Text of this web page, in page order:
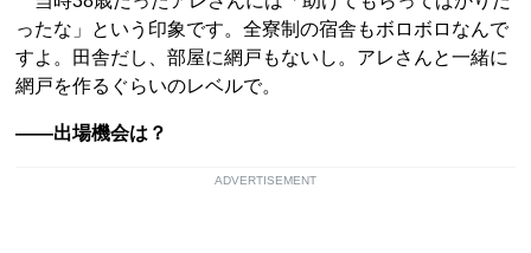
ったな」という印象です。全寮制の宿舎もボロボロなんで
すよ。田舎だし、部屋に網戸もないし。アレさんと一緒に
網戸を作るぐらいのレベルで。
――出場機会は？
ADVERTISEMENT